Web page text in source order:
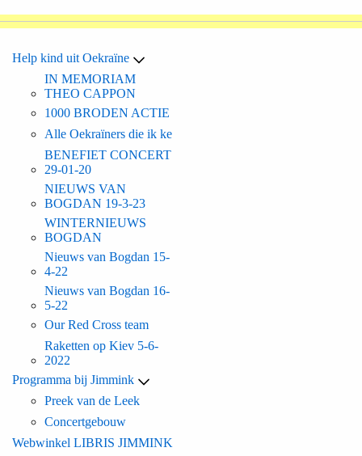
Help kind uit Oekraïne
IN MEMORIAM
THEO CAPPON
1000 BRODEN ACTIE
Alle Oekraïners die ik ke
BENEFIET CONCERT
29-01-20
NIEUWS VAN
BOGDAN 19-3-23
WINTERNIEUWS
BOGDAN
Nieuws van Bogdan 15-
4-22
Nieuws van Bogdan 16-
5-22
Our Red Cross team
Raketten op Kiev 5-6-
2022
Programma bij Jimmink
Preek van de Leek
Concertgebouw
Webwinkel LIBRIS JIMMINK